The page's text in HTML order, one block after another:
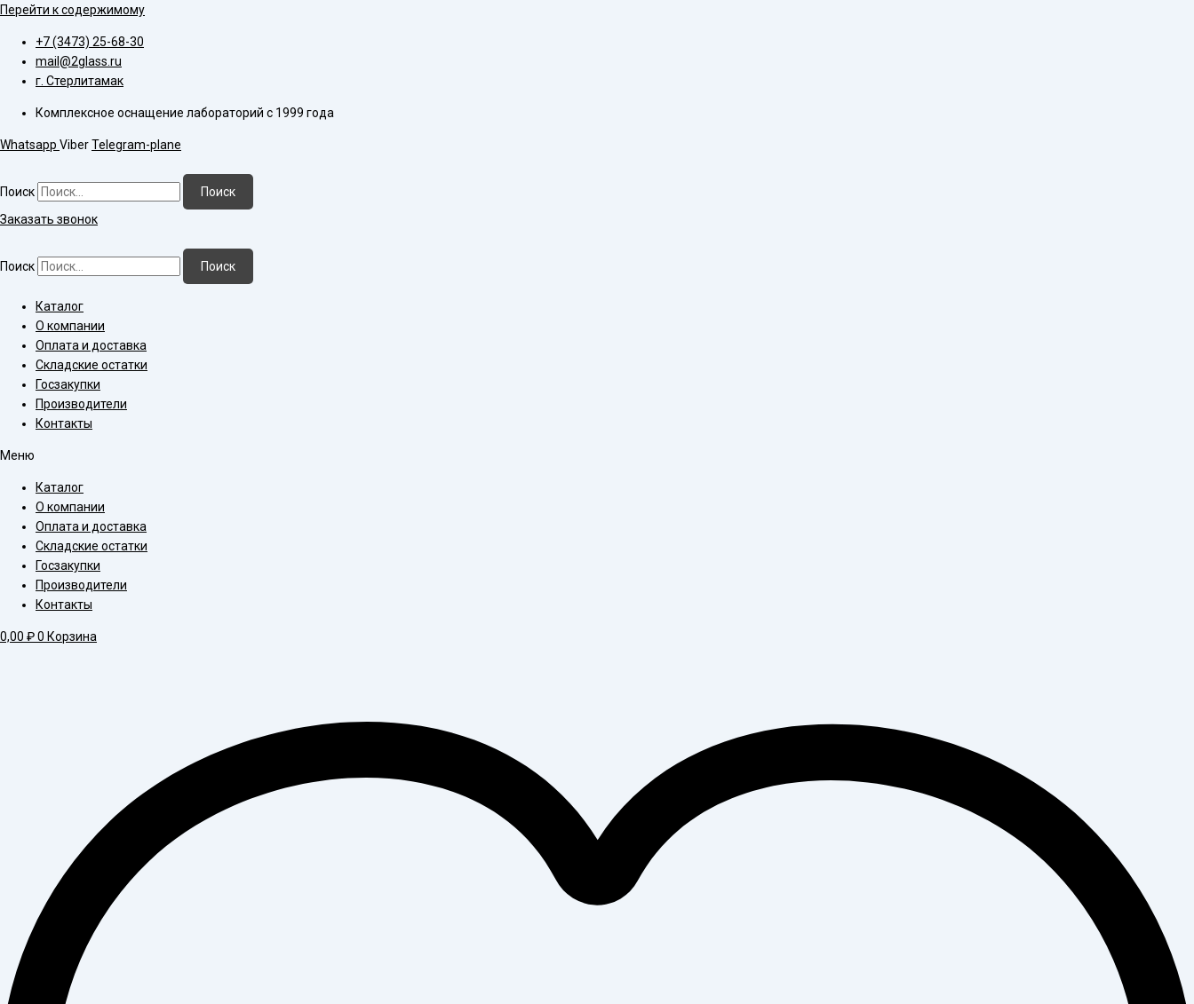
Перейти к содержимому
+7 (3473) 25-68-30
mail@2glass.ru
г. Стерлитамак
Комплексное оснащение лабораторий с 1999 года
Whatsapp ViberTelegram-plane
Поиск
Поиск
Заказать звонок
Поиск Поиск
Каталог
О компании
Оплата и доставка
Складские остатки
Госзакупки
Производители
Контакты
Меню
Каталог
О компании
Оплата и доставка
Складские остатки
Госзакупки
Производители
Контакты
0,00 ₽0 Корзина